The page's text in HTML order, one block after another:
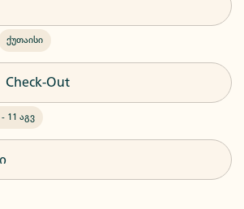
ქუთაისი
Check-Out
- 11 აგვ